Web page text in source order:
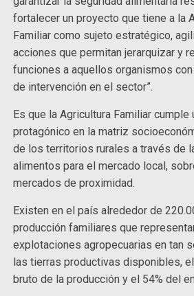
fortalecer un proyecto que tiene a la
Familiar como sujeto estratégico,
acciones que permitan jerarquizar y
funciones a aquellos organismos
de intervención en el sector”.
Es que la Agricultura Familiar cumple
protagónico en la matriz
de los territorios rurales a través de
alimentos para el mercado local,
mercados de proximidad.
Existen en el país alrededor de
producción familiares que
explotaciones agropecuarias en tan
las tierras productivas disponibles,
bruto de la producción y el 54% del